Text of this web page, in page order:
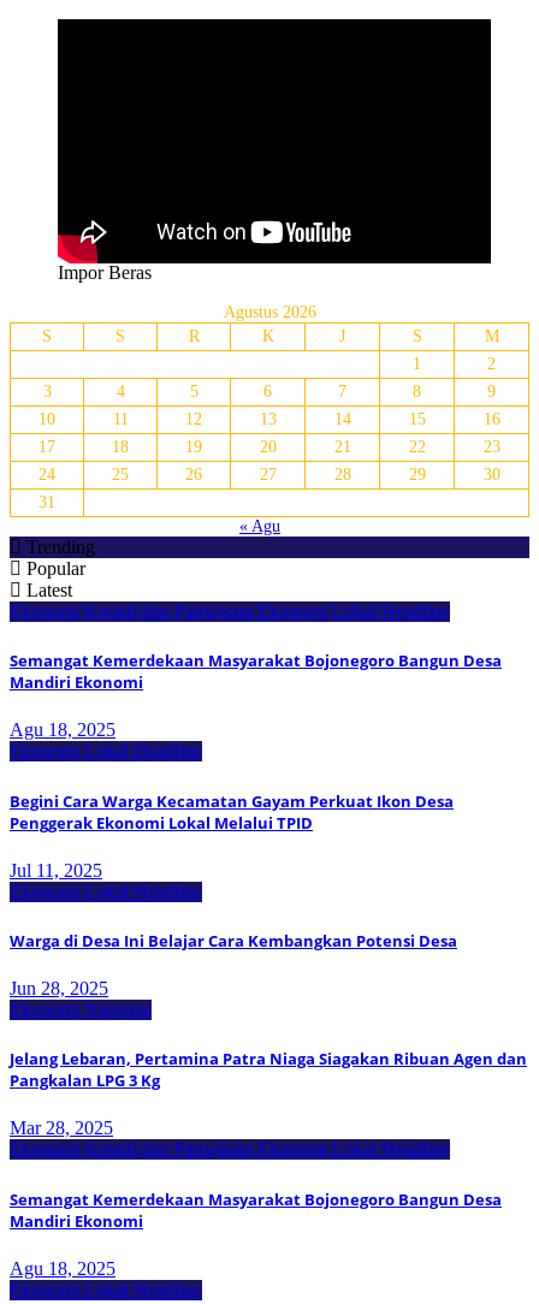
Impor Beras
Agustus 2026
S
S R K J S
M
1
2
3
4 5 6 7 8
9
10
11 12 13 14 15
16
17
18 19 20 21 22
23
24
25 26 27 28 29
30
31
« Agu
Trending
Popular
Latest
Ekonomi Kreatif dan Pariwisata Ekonomi Lokal Headline
Semangat Kemerdekaan Masyarakat Bojonegoro Bangun Desa
Mandiri Ekonomi
Agu 18, 2025
Ekonomi Lokal Headline
Begini Cara Warga Kecamatan Gayam Perkuat Ikon Desa
Penggerak Ekonomi Lokal Melalui TPID
Jul 11, 2025
Ekonomi Lokal Headline
Warga di Desa Ini Belajar Cara Kembangkan Potensi Desa
Jun 28, 2025
Ekonomi Nasional
Jelang Lebaran, Pertamina Patra Niaga Siagakan Ribuan Agen dan
Pangkalan LPG 3 Kg
Mar 28, 2025
Ekonomi Kreatif dan Pariwisata Ekonomi Lokal Headline
Semangat Kemerdekaan Masyarakat Bojonegoro Bangun Desa
Mandiri Ekonomi
Agu 18, 2025
Ekonomi Lokal Headline